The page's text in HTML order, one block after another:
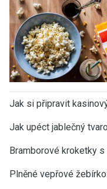
Jak si připravit
Jak upéct jablečný
Bramborové kroketky
Plněné vepřové